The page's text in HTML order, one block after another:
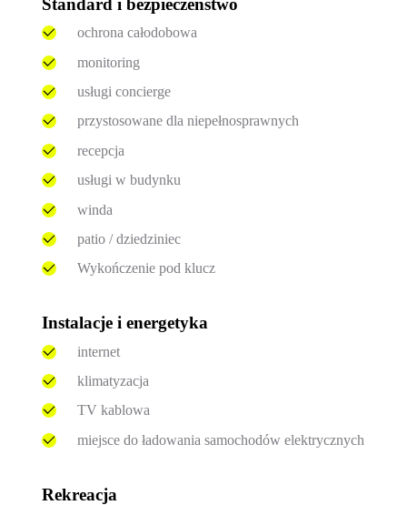
Standard i bezpieczeństwo
ochrona całodobowa
monitoring
usługi concierge
przystosowane dla niepełnosprawnych
recepcja
usługi w budynku
winda
patio / dziedziniec
Wykończenie pod klucz
Instalacje i energetyka
internet
klimatyzacja
TV kablowa
miejsce do ładowania samochodów elektrycznych
Rekreacja